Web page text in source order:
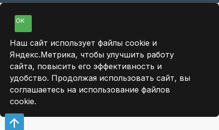
OK
Наш сайт использует файлы cookie и
Яндекс.Метрика, чтобы улучшить работу
сайта, повысить его эффективность и
удобство. Продолжая использовать сайт, вы
соглашаетесь на использование файлов
cookie.